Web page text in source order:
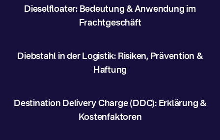
Dieselfloater: Bedeutung & Anwendung im
Frachtgeschäft
Diebstahl in der Logistik: Risiken, Prävention &
Haftung
Destination Delivery Charge (DDC): Erklärung &
Kostenfaktoren